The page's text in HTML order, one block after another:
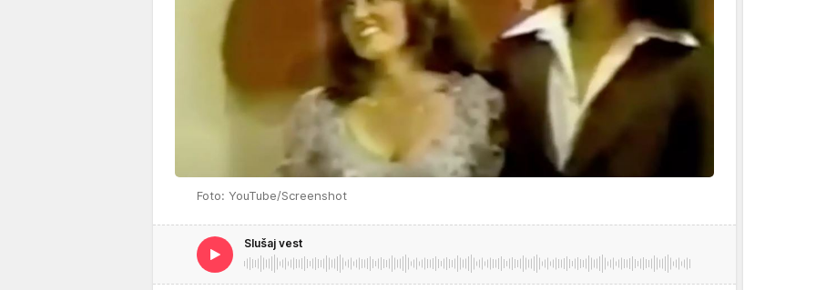
Foto: YouTube/Screenshot
Slušaj vest